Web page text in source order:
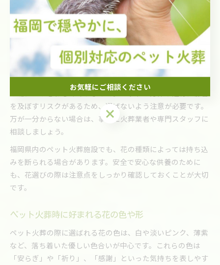
ペット火葬で避けたい花の種類を知る
ペット火葬時には、避けた方が良い花も存在します。特に、
花粉が多く散りやすいユリの一部や、香りが強すぎる花は控
えるのが無難です。火葬炉内で燃え残りやすい大きな花束や
葉物も、トラブルの原因になることがあります。
また、毒性のある花（スズランやヒガンバナなど）は、供養
の場にはふさわしくありません。ペットの身体や遺骨に影響
を及ぼすリスクがあるため、選ばないよう注意が必要です。
万が一分からない場合は、事前に火葬業者や専門スタッフに
相談しましょう。
福岡県内のペット火葬施設でも、花の種類によっては持ち込
みを断られる場合があります。安全で安心な供養のために
も、花選びの際は注意点をしっかり確認しておくことが大切
です。
ペット火葬時に好まれる花の色や形
ペット火葬の際に選ばれる花の色は、白や淡いピンク、薄紫
など、落ち着いた優しい色合いが中心です。これらの色は
「安らぎ」や「祈り」、「感謝」といった気持ちを表しやす
お気軽にご相談ください
お気軽にご相談ください